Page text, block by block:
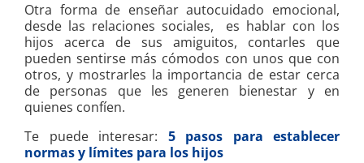
Otra forma de enseñar autocuidado emocional,
desde las relaciones sociales, es hablar con los
hijos acerca de sus amiguitos, contarles que
pueden sentirse más cómodos con unos que con
otros, y mostrarles la importancia de estar cerca
de personas que les generen bienestar y en
quienes confíen.
Te puede interesar: 5 pasos para establecer
normas y límites para los hijos